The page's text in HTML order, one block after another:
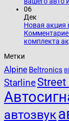
06
Дек
Новая акция
комплекта
Метки
Alpine Beltronics
StarlineStreet
автозвук